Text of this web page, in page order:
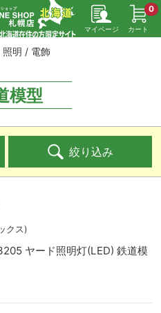
マイページ カート
0
照明 / 電飾
模型
絞り込み
クス)
ヤード照明灯(LED) 鉄道模